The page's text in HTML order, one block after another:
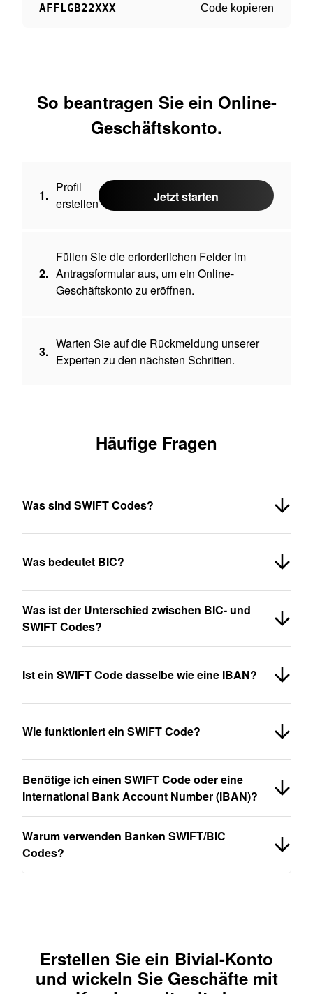
AFFLGB22XXX Code kopieren
So beantragen Sie ein Online-
Geschäftskonto.
1.
Profil
erstellen
Jetzt starten
2.
Füllen Sie die erforderlichen Felder im
Antragsformular aus, um ein Online-
Geschäftskonto zu eröffnen.
3.
Warten Sie auf die Rückmeldung unserer
Experten zu den nächsten Schritten.
Häufige Fragen
Was sind SWIFT Codes?
Was bedeutet BIC?
Was ist der Unterschied zwischen BIC- und
SWIFT Codes?
Ist ein SWIFT Code dasselbe wie eine IBAN?
Wie funktioniert ein SWIFT Code?
Benötige ich einen SWIFT Code oder eine
International Bank Account Number (IBAN)?
Warum verwenden Banken SWIFT/BIC
Codes?
Erstellen Sie ein Bivial-Konto
und wickeln Sie Geschäfte mit